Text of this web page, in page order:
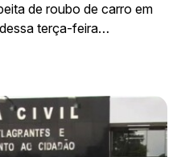
de roubo de carro em
terça-feira…